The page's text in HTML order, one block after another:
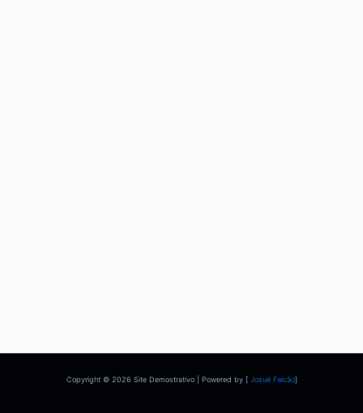
Copyright © 2026 Site Demostrativo | Powered by [ Josué Falcão]